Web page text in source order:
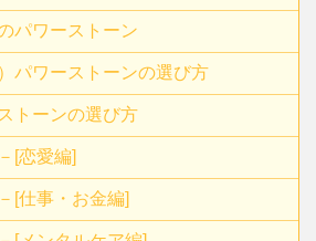
パワーストーン
パワーストーンの選び方
トーンの選び方
[恋愛編]
[仕事・お金編]